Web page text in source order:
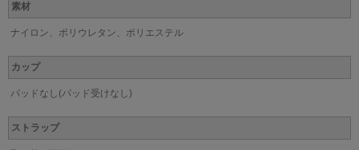
素材
ナイロン、ポリウレタン、ポリエステル
カップ
パッドなし(パッド受けなし)
ストラップ